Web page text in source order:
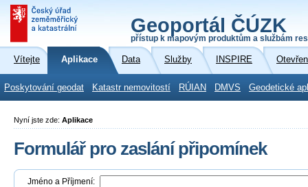
Geoportál ČÚZK
přístup k mapovým produktům a službám
Vítejte Aplikace Data Služby INSPIRE
Poskytování geodat Katastr nemovitostí RÚIAN DMVS Geodetické
Nyní jste zde: Aplikace
Formulář pro zaslání připomínek
Jméno a Příjmení: